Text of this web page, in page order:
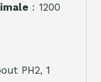
: 1200
PH2, 1